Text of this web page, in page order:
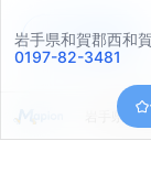
岩手県和賀郡西和
0197-82-3481
岩手県和
アプリで見る